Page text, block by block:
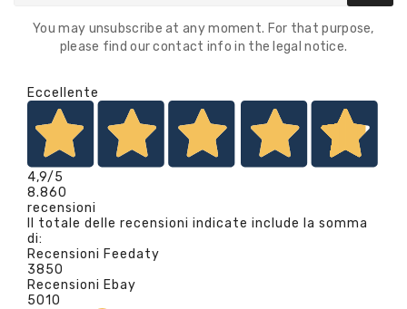
You may unsubscribe at any moment. For that purpose,
please find our contact info in the legal notice.
Eccellente
4,9/5
8.860
recensioni
Il totale delle recensioni indicate include la somma
di:
Recensioni Feedaty
3850
Recensioni Ebay
5010